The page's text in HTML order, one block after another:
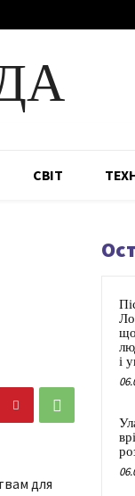
СВІТ
для
що
і